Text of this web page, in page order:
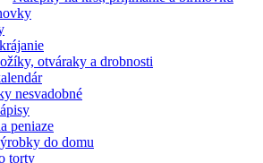
otváraky a drobnosti
nesvadobné
peniaze
do domu
torty